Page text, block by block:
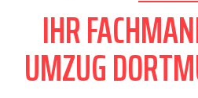
IHR
UMZUG